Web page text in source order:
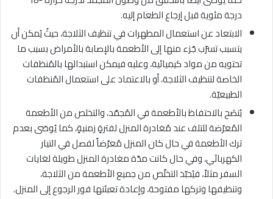
درجة مئوية قبل إرجاع الطعام إليه.
الابتعاد عن استعمال المطهرات في تنظيف الثلاجة، حيثُ يُمكن أن
يتسبب تسرّب جُزء منها إلى الأطعمة بالإصابة بالأمراض بسبب ما
تحتويه من مواد كيميائية، وعليه فيمكن استبدالها بالمُنظفات
الخاصة لتنظيف الثلاجة، أو بالاعتماد على استعمال المُنظفات
الطبيعيّة.
يُنصَح بالاحتفاظ بالأطعمة في المُجمّد، والتخلص من الأطعمة
المُعرّضة للتلف عند مُغادرة المنزل لفترةٍ زمنيةٍ، كما يُوصَى بعدم
ترك الأطعمة في حال كان المنزل مُعرّضاً لفصل في التيار
الكهربائي، وفي حال كانت مدّة مغادرة المنزل طويلة لغايات
السفر مثلاً، فيُحبّذ التخلّص من جميع الأطعمة من الثلاجة،
وتنظيفها وتركها مفتوحة، وإعادة تعبئتها فور الرجوع إلى المنزل.